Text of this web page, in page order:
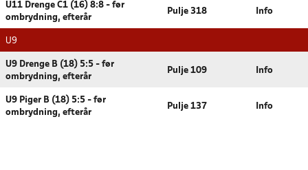
U11 Drenge C1 (16) 8:8 - før
ombrydning, efterår
Pulje 318 Info
U9
U9 Drenge B (18) 5:5 - før
ombrydning, efterår
Pulje 109 Info
U9 Piger B (18) 5:5 - før
ombrydning, efterår
Pulje 137 Info